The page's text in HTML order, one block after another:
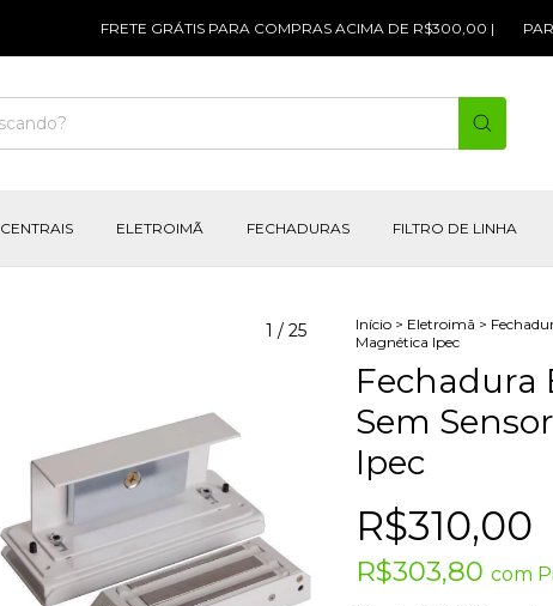
FRETE GRÁTIS PARA COMPRAS ACIMA DE R$300,00 |
CENTRAIS ELETROIMÃ FECHADURAS FILTRO DE LINHA
1 / 25 Início > Eletroimã >
Magnética Ipec
Fechadura
Sem
Ipec
R$310,00
R$303,80 com